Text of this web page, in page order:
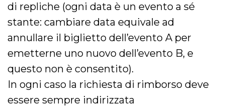
di repliche (ogni data è un evento a sé
stante: cambiare data equivale ad
annullare il biglietto dell’evento A per
emetterne uno nuovo dell’evento B, e
questo non è consentito).
In ogni caso la richiesta di rimborso deve
essere sempre indirizzata